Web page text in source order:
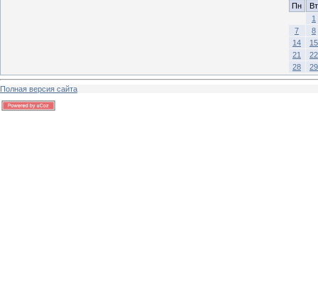
Пн
Вт
1
7
8
14
15
21
22
28
29
Полная версия сайта